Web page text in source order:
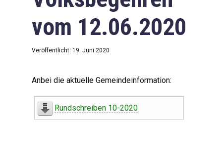
vom 12.06.2020
Veröffentlicht: 19. Juni 2020
Anbei die aktuelle Gemeindeinformation:
Rundschreiben 10-2020